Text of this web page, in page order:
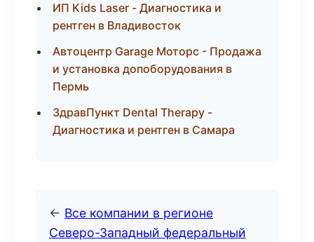
ИП Kids Laser - Диагностика и
рентген в Владивосток
Автоцентр Garage Моторс - Продажа
и установка допоборудования в
Пермь
ЗдравПункт Dental Therapy -
Диагностика и рентген в Самара
← Все компании в регионе
Северо-Западный федеральный